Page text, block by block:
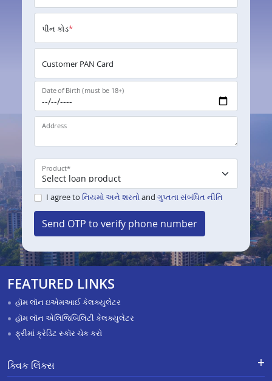
પીન કોડ*
Customer PAN Card
Date of Birth (must be 18+)
Address
Product*
I agree to નિયમો અને શરતોand ગુપ્તતા સંબંધિત નીતિ
Send OTP to verify phone number
FEATURED LINKS
હૉમ લૉન ઇએમઆઈ કેલક્યુલેટર
હૉમ લૉન એલિજિબિલિટી કેલક્યુલેટર
ફ્રીમાં ક્રેડિટ સ્કૉર ચેક કરો
ક્વિક લિંક્સ